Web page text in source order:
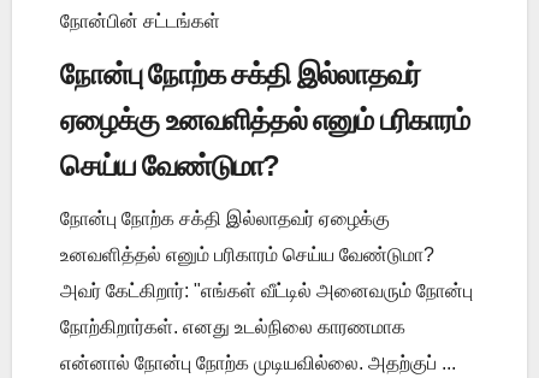
நோன்பின் சட்டங்கள்
நோன்பு நோற்க சக்தி இல்லாதவர்
ஏழைக்கு உனவளித்தல் எனும் பரிகாரம்
செய்ய வேண்டுமா?
நோன்பு நோற்க சக்தி இல்லாதவர் ஏழைக்கு
உனவளித்தல் எனும் பரிகாரம் செய்ய வேண்டுமா?
அவர் கேட்கிறார்: "எங்கள் வீட்டில் அனைவரும் நோன்பு
நோற்கிறார்கள். எனது உடல்நிலை காரணமாக
என்னால் நோன்பு நோற்க முடியவில்லை. அதற்குப் ...